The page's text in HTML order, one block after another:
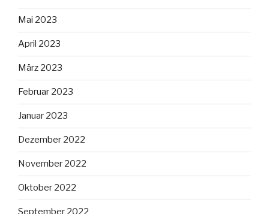
Mai 2023
April 2023
März 2023
Februar 2023
Januar 2023
Dezember 2022
November 2022
Oktober 2022